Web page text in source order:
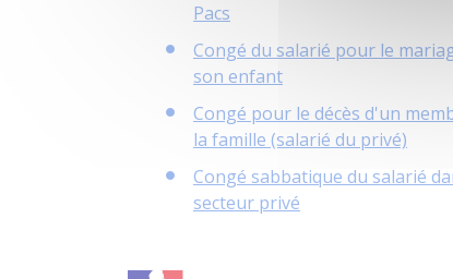
Pacs
Congé du salarié pour le
son enfant
Congé pour le décès d'un
la famille (salarié du privé)
Congé sabbatique du salarié
secteur privé